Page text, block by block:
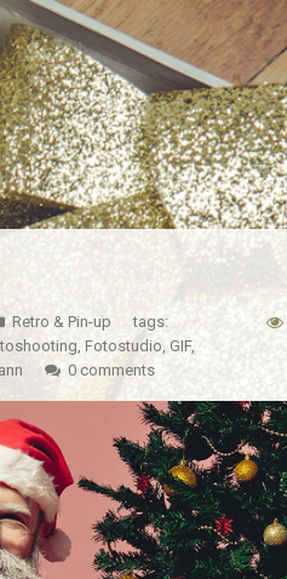
Retro & Pin-up
tags:
Fotostudio ,GIF,
0 comments